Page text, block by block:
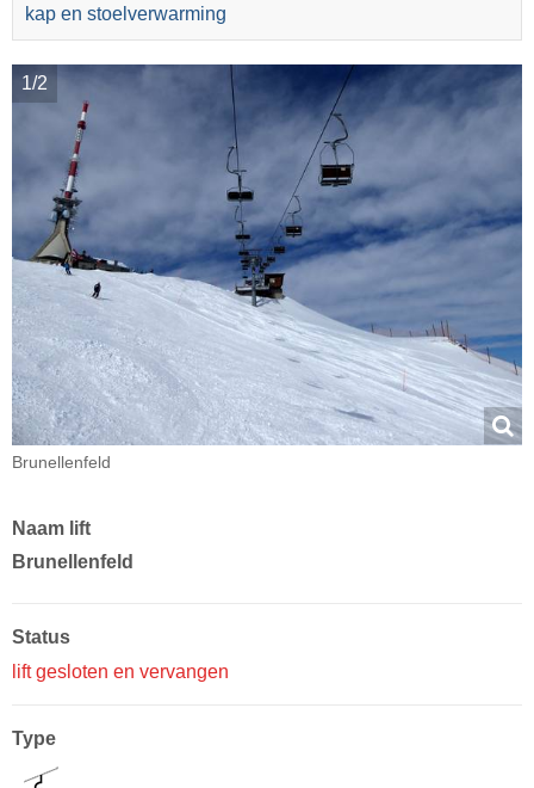
kap en stoelverwarming
1/2
Brunellenfeld
Naam lift
Brunellenfeld
Status
lift gesloten en vervangen
Type